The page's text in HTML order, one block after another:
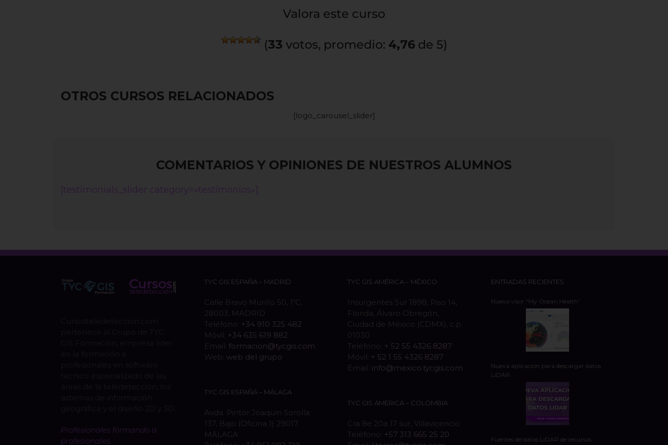
Valora este curso
(33 votos, promedio: 4,76de 5)
OTROS CURSOS RELACIONADOS
[logo_carousel_slider]
COMENTARIOS Y OPINIONES DE NUESTROS ALUMNOS
[testimonials_slider category=»testimonios»]
Profesionales formando a
profesionales.
TYC GIS ESPAÑA – MADRID
Calle Bravo Murillo 50, 1ºC,
28003, MADRID
Teléfono: +34 910 325 482
Móvil: +34 635 619 882
Email: formacion@tycgis.com
Web: web del grupo
TYC GIS ESPAÑA – MÁLAGA
Avda. Pintor Joaquín Sorolla
137, Bajo (Oficina 1) 29017
MÁLAGA
TYC GIS AMÉRICA – MÉXICO
Insurgentes Sur 1898, Piso 14,
Florida, Álvaro Obregón,
Ciudad de México (CDMX), c.p.
01030
Teléfono: + 52 55 4326 8287
Móvil: + 52 1 55 4326 8287
Email: info@mexico.tycgis.com
TYC GIS AMÉRICA – COLOMBIA
Cra 8e 20a 17 sur, Villavicencio
Teléfono: +57 313 665 25 20
ENTRADAS RECIENTES
Nuevo visor “My Ocean Health”
Nueva aplicación para descargar datos
LiDAR
Fuentes de datos LiDAR de recursos